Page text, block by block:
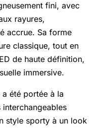
fini, avec
rayures,
accrue. Sa forme
classique, tout en
de haute définition,
immersive.
été portée à la
style sporty à un look